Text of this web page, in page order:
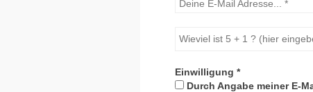
Einwilligung *
Durch Angabe meiner E-